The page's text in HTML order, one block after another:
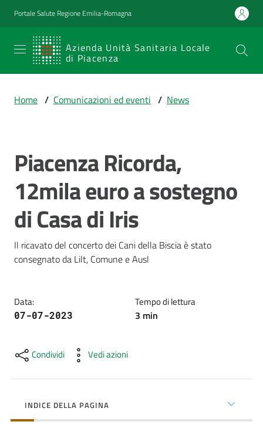
Vai al contenuto
Vai alla navigazione
Vai al footer
Portale Salute Regione Emilia-Romagna
Azienda Unità Sanitaria Locale
di Piacenza
SERVIZIO
SANITARIO
Emilia-
Sanitaria Locale
di Piacenza
Prestazioni
e
percorsi
di
cura
Come
territorio
Home / Comunicazioni ed eventi / News
Salta al contenuto
Piacenza Ricorda,
12mila euro a sostegno
di Casa di Iris
Il ricavato del concerto dei Cani della Biscia è stato
consegnato da Lilt, Comune e Ausl
Data:
07-07-2023
Tempo di lettura
3 min
Condividi Vedi azioni
INDICE DELLA PAGINA